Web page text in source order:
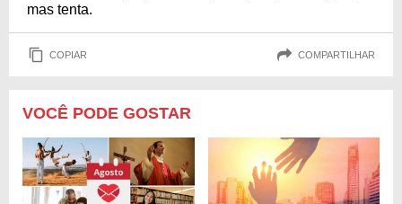
mas tenta.
COPIAR COMPARTILHAR
VOCÊ PODE GOSTAR